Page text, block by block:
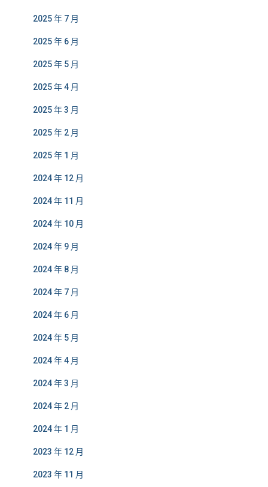
2025 年 7 月
2025 年 6 月
2025 年 5 月
2025 年 4 月
2025 年 3 月
2025 年 2 月
2025 年 1 月
2024 年 12 月
2024 年 11 月
2024 年 10 月
2024 年 9 月
2024 年 8 月
2024 年 7 月
2024 年 6 月
2024 年 5 月
2024 年 4 月
2024 年 3 月
2024 年 2 月
2024 年 1 月
2023 年 12 月
2023 年 11 月